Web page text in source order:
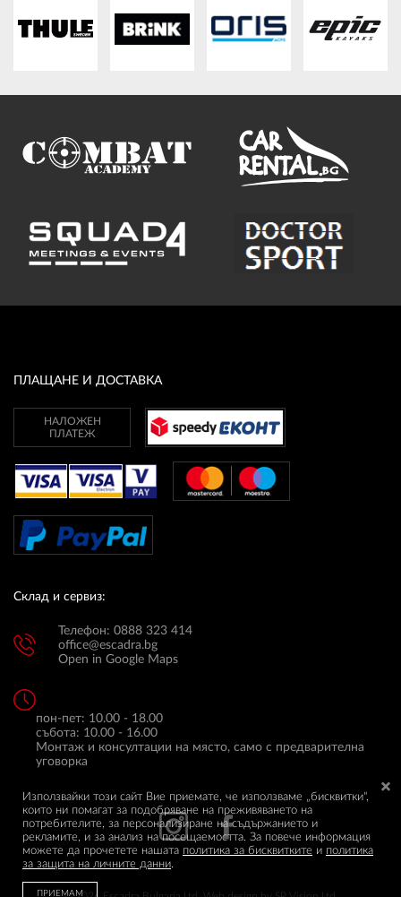
ПЛАЩАНЕ И ДОСТАВКА
НАЛОЖЕН
ПЛАТЕЖ
Склад и сервиз:
Телефон: 0888 323 414
office@escadra.bg
Open in Google Maps
пон-пет: 10.00 - 18.00
събота: 10.00 - 16.00
Монтаж и консултации на място, само с предварителна
уговорка
Използвайки този сайт Вие приемате, че използваме „бисквитки",
които ни помагат за подобряване на преживяването на
потребителите, за персонализиране на съдържанието и
рекламите, и за анализ на посещаемостта. За повече информация
можете да прочетете нашата политика за бисквитките и политика
за защита на личните данни.
ПРИЕМАМ